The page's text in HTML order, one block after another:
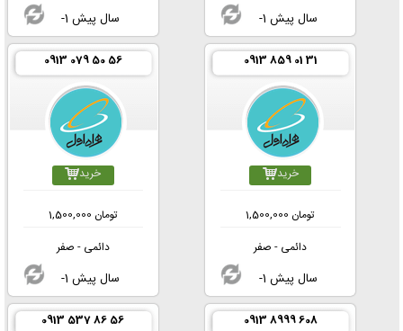
-1 سال پیش -1 سال پیش
0913 859 01 31
خرید
1,500,000 تومان
دائمی - صفر
-1 سال پیش
0913 079 50 56
خرید
1,500,000 تومان
دائمی - صفر
-1 سال پیش
0913 8999 608
0913 537 86 56